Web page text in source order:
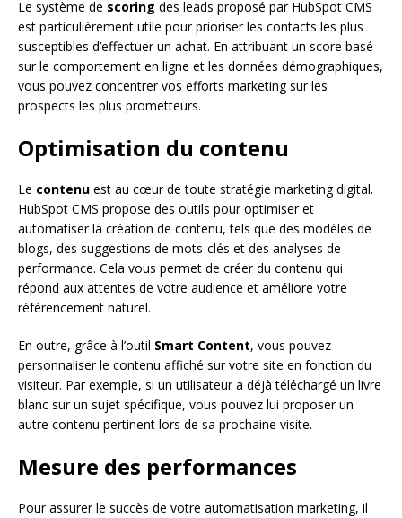
Le système de scoring des leads proposé par HubSpot CMS
est particulièrement utile pour prioriser les contacts les plus
susceptibles d’effectuer un achat. En attribuant un score basé
sur le comportement en ligne et les données démographiques,
vous pouvez concentrer vos efforts marketing sur les
prospects les plus prometteurs.
Optimisation du contenu
Le contenu est au cœur de toute stratégie marketing digital.
HubSpot CMS propose des outils pour optimiser et
automatiser la création de contenu, tels que des modèles de
blogs, des suggestions de mots-clés et des analyses de
performance. Cela vous permet de créer du contenu qui
répond aux attentes de votre audience et améliore votre
référencement naturel.
En outre, grâce à l’outil Smart Content, vous pouvez
personnaliser le contenu affiché sur votre site en fonction du
visiteur. Par exemple, si un utilisateur a déjà téléchargé un livre
blanc sur un sujet spécifique, vous pouvez lui proposer un
autre contenu pertinent lors de sa prochaine visite.
Mesure des performances
Pour assurer le succès de votre automatisation marketing, il